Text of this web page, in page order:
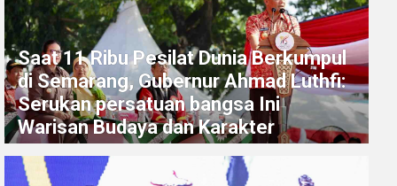
Saat 11 Ribu Pesilat Dunia Berkumpul
di Semarang, Gubernur Ahmad Luthfi:
Serukan persatuan bangsa Ini
Warisan Budaya dan Karakter